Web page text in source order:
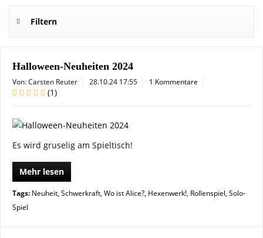
Filtern
Halloween-Neuheiten 2024
Von: Carsten Reuter 28.10.24 17:55 1 Kommentare
(1)
Es wird gruselig am Spieltisch!
Mehr lesen
Tags: Neuheit, Schwerkraft, Wo ist Alice?, Hexenwerk!, Rollenspiel, Solo-
Spiel